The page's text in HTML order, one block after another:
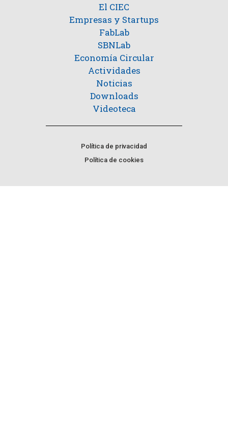
El CIEC
Empresas y Startups
FabLab
SBNLab
Economía Circular
Actividades
Noticias
Downloads
Videoteca
Política de privacidad
Política de cookies